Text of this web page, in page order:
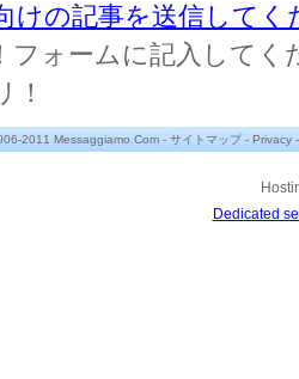
けの記事を送信してく
フォームに記入してく
！
2011 Messaggiamo.Com - サイトマップ- Privacy
Dedicated